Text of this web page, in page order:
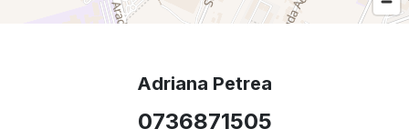
Adriana Petrea
0736871505